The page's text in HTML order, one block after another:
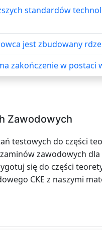
standardów
jest zbudowany
zakończenie w postaci
Zawodowych
testowych do części
zawodowych
się do części
CKE z naszymi